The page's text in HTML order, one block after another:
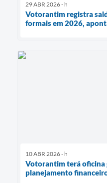
29 ABR 2026 - h
Votorantim registra
formais em 2026,
10 ABR 2026 - h
Votorantim terá oficina
planejamento